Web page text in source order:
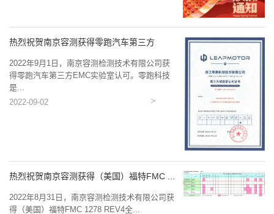
热烈祝贺南京容测获得零跑汽车第三方
2022年9月1日，南京容测检测技术有限公司获
得零跑汽车第三方EMC实验室认可。零跑科技
是...
2022-09-02
热烈祝贺南京容测获得（美国）福特FMC ...
2022年8月31日，南京容测检测技术有限公司获
得（美国）福特FMC 1278 REV4全...